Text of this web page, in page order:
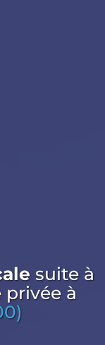
suite à
privéeà